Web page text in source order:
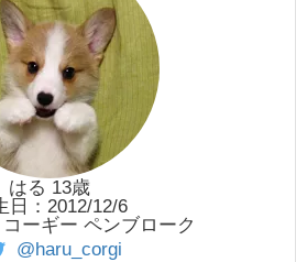
はる 13歳
日：2012/12/6
ーギー ペンブローク
@haru_corgi